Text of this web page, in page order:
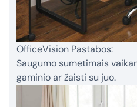
OfficeVision Pastabos:
Saugumo sumetimais
gaminio ar žaisti su juo.